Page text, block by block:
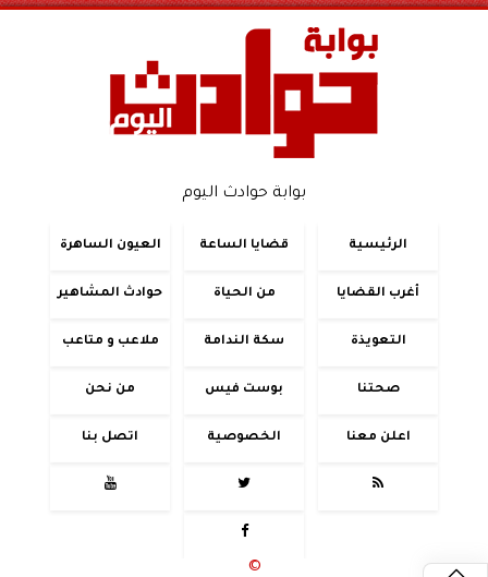
بوابة حوادث اليوم
الرئيسية قضايا الساعة العيون الساهرة
أغرب القضايا من الحياة حوادث المشاهير
التعويذة سكة الندامة ملاعب و متاعب
صحتنا بوست فيس من نحن
اعلن معنا الخصوصية اتصل بنا




جميع الحقوق محفوظة ©